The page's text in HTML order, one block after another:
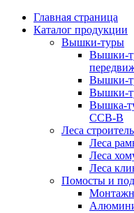
Главная страница
Каталог продукции
Вышки-туры
Вышки-
Вышки-
Вышки-
Вышка-
ССВ-В
Леса
Леса
Леса
Леса
Помосты и